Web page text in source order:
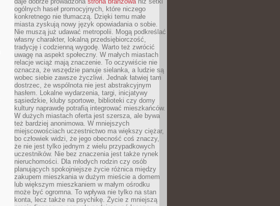
ogólnych haseł promocyjnych, które niczego
konkretnego nie tłumaczą. Dzięki temu małe
miasta zyskują nowy język opowiadania o sobie.
Nie muszą już udawać metropolii. Mogą podkreślać
własny charakter, lokalną przedsiębiorczość,
tradycję i codzienną wygodę. Warto też zwrócić
uwagę na aspekt społeczny. W małych miastach
relacje wciąż mają znaczenie. To oczywiście nie
oznacza, że wszędzie panuje sielanka, a ludzie są
wobec siebie zawsze życzliwi. Jednak łatwiej tam
dostrzec, że wspólnota nie jest abstrakcyjnym
hasłem. Lokalne wydarzenia, targi, inicjatywy
sąsiedzkie, kluby sportowe, biblioteki czy domy
kultury naprawdę potrafią integrować mieszkańców.
W dużych miastach oferta jest szersza, ale bywa
też bardziej anonimowa. W mniejszych
miejscowościach uczestnictwo ma większy ciężar,
bo człowiek widzi, że jego obecność coś znaczy,
że nie jest tylko jednym z wielu przypadkowych
uczestników. Nie bez znaczenia jest także rynek
nieruchomości. Dla młodych rodzin czy osób
planujących spokojniejsze życie różnica między
zakupem mieszkania w dużym mieście a domem
lub większym mieszkaniem w małym ośrodku
może być ogromna. To wpływa nie tylko na stan
konta, lecz także na psychikę. Życie z mniejszą